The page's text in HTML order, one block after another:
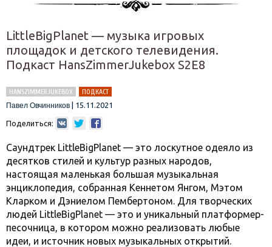
LittleBigPlanet — музыка игровых
площадок и детского телевидения.
Подкаст HansZimmerJukebox S2E8
HANSZIMMERJUKEBOX
ПОДКАСТ
Павел Овчинников
15.11.2021
Поделиться:
Саундтрек LittleBigPlanet — это лоскутное одеяло из
десятков стилей и культур разных народов,
настоящая маленькая большая музыкальная
энциклопедия, собранная Кеннетом Янгом, Мэтом
Кларком и Дэниелом Пембертоном. Для творческих
людей LittleBigPlanet — это и уникальный платформер-
песочница, в котором можно реализовать любые
идеи, и источник новых музыкальных открытий.